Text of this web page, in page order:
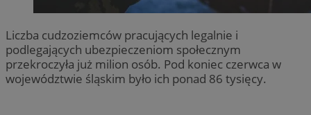
Liczba cudzoziemców pracujących legalnie i
podlegających ubezpieczeniom społecznym
przekroczyła już milion osób. Pod koniec czerwca w
województwie śląskim było ich ponad 86 tysięcy.